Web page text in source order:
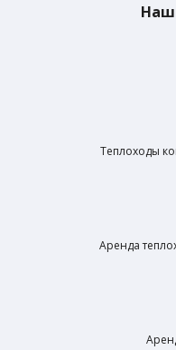
Теплоходы
Аренда